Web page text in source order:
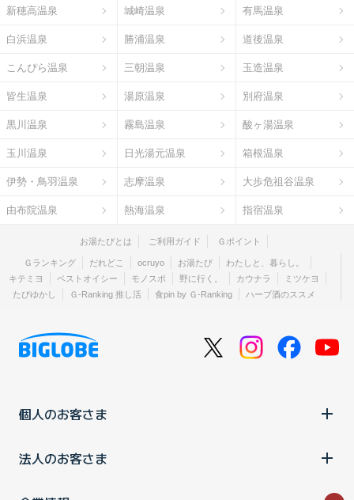
新穂高温泉 城崎温泉 有馬温泉
白浜温泉 勝浦温泉 道後温泉
こんぴら温泉 三朝温泉 玉造温泉
皆生温泉 湯原温泉 別府温泉
黒川温泉 霧島温泉 酸ヶ湯温泉
玉川温泉 日光湯元温泉 箱根温泉
伊勢・鳥羽温泉 志摩温泉 大歩危祖谷温泉
由布院温泉 熱海温泉 指宿温泉
お湯たびとは ご利用ガイド Ｇポイント
Ｇランキング だれどこ ocruyo お湯たび
わたしと、暮らし。
キテミヨ
ベストオイシー モノスポ 野に行く。 カウナラ
ミツケヨ
たびゆかし
Ｇ-Ranking 推し活 食pin by Ｇ-Ranking ハーブ酒のススメ
個人のお客さま
法人のお客さま